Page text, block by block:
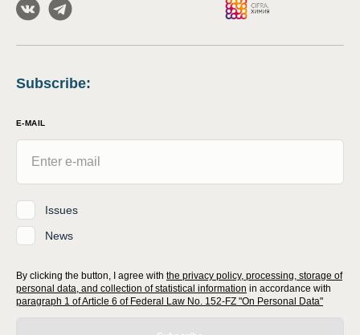
Subscribe:
E-MAIL
Issues
News
By clicking the button, I agree with the privacy policy, processing, storage of
personal data, and collection of statistical information in accordance with
paragraph 1 of Article 6 of Federal Law No. 152-FZ "On Personal Data"